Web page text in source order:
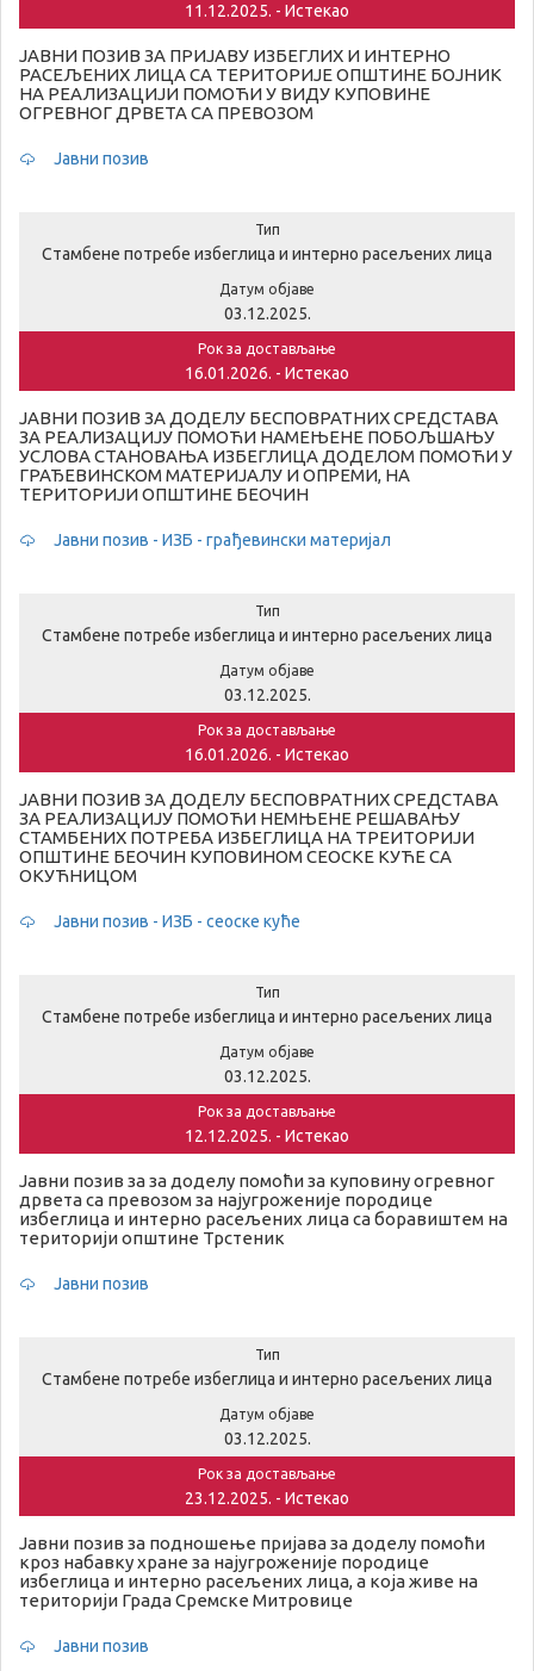
11.12.2025. - Истекао
ЈАВНИ ПОЗИВ ЗА ПРИЈАВУ ИЗБЕГЛИХ И ИНТЕРНО
РАСЕЉЕНИХ ЛИЦА СА ТЕРИТОРИЈЕ ОПШТИНЕ БОЈНИК
НА РЕАЛИЗАЦИЈИ ПОМОЋИ У ВИДУ КУПОВИНЕ
ОГРЕВНОГ ДРВЕТА СА ПРЕВОЗОМ
Јавни позив
Тип
Стамбене потребе избеглица и интерно расељених лица
Датум објаве
03.12.2025.
Рок за достављање
16.01.2026. - Истекао
ЈАВНИ ПОЗИВ ЗА ДОДЕЛУ БЕСПОВРАТНИХ СРЕДСТАВА
ЗА РЕАЛИЗАЦИЈУ ПОМОЋИ НАМЕЊЕНЕ ПОБОЉШАЊУ
УСЛОВА СТАНОВАЊА ИЗБЕГЛИЦА ДОДЕЛОМ ПОМОЋИ У
ГРАЂЕВИНСКОМ МАТЕРИЈАЛУ И ОПРЕМИ, НА
ТЕРИТОРИЈИ ОПШТИНЕ БЕОЧИН
Јавни позив - ИЗБ - грађевински материјал
Тип
Стамбене потребе избеглица и интерно расељених лица
Датум објаве
03.12.2025.
Рок за достављање
16.01.2026. - Истекао
ЈАВНИ ПОЗИВ ЗА ДОДЕЛУ БЕСПОВРАТНИХ СРЕДСТАВА
ЗА РЕАЛИЗАЦИЈУ ПОМОЋИ НЕМЊЕНЕ РЕШАВАЊУ
СТАМБЕНИХ ПОТРЕБА ИЗБЕГЛИЦА НА ТРЕИТОРИЈИ
ОПШТИНЕ БЕОЧИН КУПОВИНОМ СЕОСКЕ КУЋЕ СА
ОКУЋНИЦОМ
Јавни позив - ИЗБ - сеоске куће
Тип
Стамбене потребе избеглица и интерно расељених лица
Датум објаве
03.12.2025.
Рок за достављање
12.12.2025. - Истекао
Јавни позив за за доделу помоћи за куповину огревног
дрвета са превозом за најугроженије породице
избеглица и интерно расељених лица са боравиштем на
територији општине Трстеник
Јавни позив
Тип
Стамбене потребе избеглица и интерно расељених лица
Датум објаве
03.12.2025.
Рок за достављање
23.12.2025. - Истекао
Јавни позив за подношење пријава за доделу помоћи
кроз набавку хране за најугроженије породице
избеглица и интерно расељених лица, а која живе на
територији Града Сремске Митровице
Јавни позив